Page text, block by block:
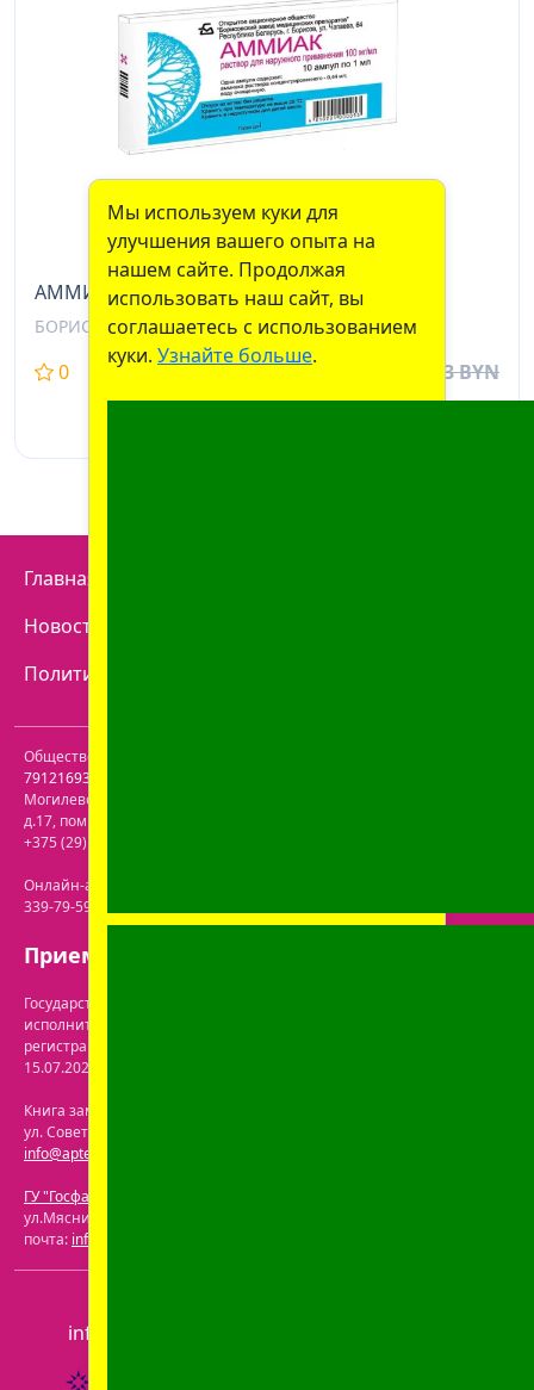
АММИАК АМП, Р-Р, 10% 1МЛ, №10
БОРИСОВСКИЙ ЗМП, БЕЛАРУСЬ
0 0
5,53 BYN
Главная
Новости
Политика конфиденциальности
Общество с ограниченной ответственностью "Пролайф" УНП
791216930
Могилевская обл.
д.17, пом. 116
+375 (29) 613-08-30
Онлайн-аптека: г. Бобруйск, ул. Советская 40-3. Телефон: +375 (29)
339-79-59. Электронная почта:
Прием заказов: с 9:00 до 21:00.
Государственная регистрация осуществлена Бобруйским городским
исполнительным комитетом управления экономики. Дата и номер
регистрации интернет-магазина в торговом реестре: №722063 от
15.07.2024.
Книга замечаний и предложений находится по адресу: г. Бобруйск,
ул. Советская 40-3. Телефон: +375 (29) 339-79-59. Электронная почта:
info@aptekaonline.by
ГУ "Госфармнадзор"
ул.Мясникова, 32-2. Телефон: +375 (17) 271-25-75. Электронная
почта: info@gospharmnadzor.by
info@aptekaonline.by
Мы используем куки для
улучшения вашего опыта на
нашем сайте. Продолжая
использовать наш сайт, вы
соглашаетесь с использованием
куки. Узнайте больше.